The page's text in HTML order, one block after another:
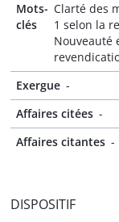
Mots-
clés
Clarté des
1 selon la
Nouveauté
Exergue -
Affaires citées -
Affaires citantes -
DISPOSITIF